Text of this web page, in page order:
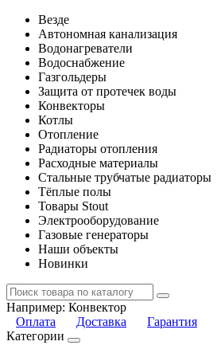
Везде
Автономная канализация
Водонагреватели
Водоснабжение
Газгольдеры
Защита от протечек воды
Конвекторы
Котлы
Отопление
Радиаторы отопления
Расходные материалы
Стальные трубчатые радиаторы
Тёплые полы
Товары Stout
Электрооборудование
Газовые генераторы
Наши объекты
Новинки
Например: Конвектор
Оплата
Доставка Гарантия
Категории